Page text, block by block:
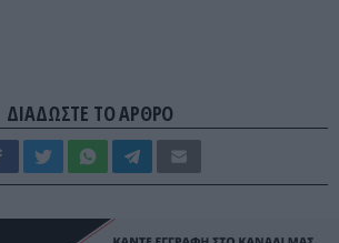
ΔΙΑΔΩΣΤΕ ΤΟ ΑΡΘΡΟ